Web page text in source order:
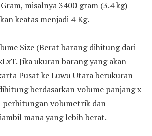
misalnya 3400 gram (3.4 kg)
keatas menjadi 4 Kg.
Size (Berat barang dihitung dari
Jika ukuran barang yang akan
Pusat ke Luwu Utara berukuran
berdasarkan volume panjang x
perhitungan volumetrik dan
mana yang lebih berat.